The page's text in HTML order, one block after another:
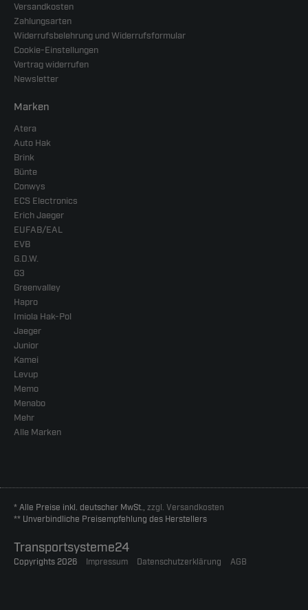
Versandkosten
Zahlungsarten
Widerrufsbelehrung und Widerrufsformular
Cookie-Einstellungen
Vertrag widerrufen
Newsletter
Marken
Atera
Auto Hak
Brink
Bünte
Conwys
ECS Electronics
Erich Jaeger
EUFAB/EAL
EVB
G.D.W.
G3
Greenvalley
Hapro
Imiola Hak-Pol
Jaeger
Junior
Kamei
Levup
Memo
Menabo
Mehr
Alle Marken
* Alle Preise inkl. deutscher MwSt., zzgl. Versandkosten
** Unverbindliche Preisempfehlung des Herstellers
Transportsysteme24
Copyrights 2026 Impressum Datenschutzerklärung AGB